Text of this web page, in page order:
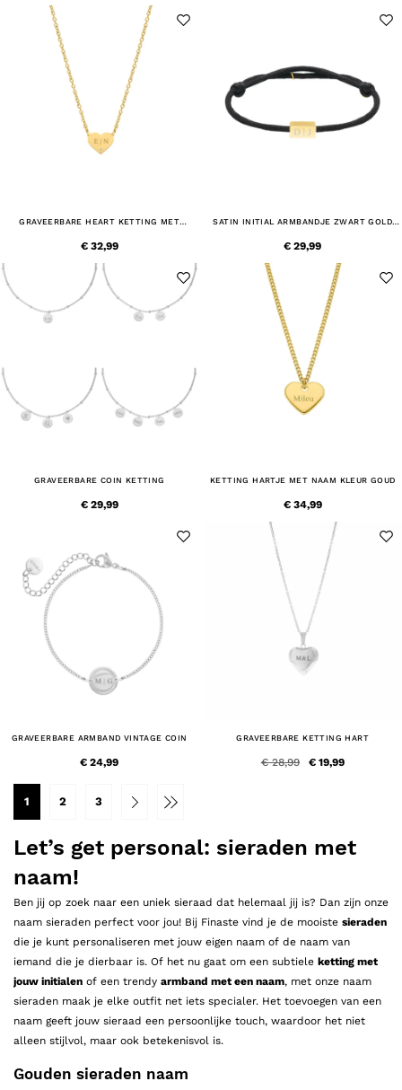
GRAVEERBARE HEART KETTING MET
€ 32,99
SATIN INITIAL ARMBANDJE ZWART GOLD
€ 29,99
GRAVEERBARE COIN KETTING
€ 29,99
KETTING HARTJE MET NAAM KLEUR GOUD
€ 34,99
GRAVEERBARE ARMBAND VINTAGE COIN
€ 24,99
GRAVEERBARE KETTING HART
€ 19,99
€ 28,99
1 2 3
Let’s get personal: sieraden met
naam!
Ben jij op zoek naar een uniek sieraad dat helemaal jij is? Dan zijn onze
naam sieraden perfect voor jou! Bij Finaste vind je de mooiste sieraden
die je kunt personaliseren met jouw eigen naam of de naam van
iemand die je dierbaar is. Of het nu gaat om een subtiele ketting met
jouw initialen of een trendy armband met een naam, met onze naam
sieraden maak je elke outfit net iets specialer. Het toevoegen van een
naam geeft jouw sieraad een persoonlijke touch, waardoor het niet
alleen stijlvol, maar ook betekenisvol is.
Gouden sieraden naam